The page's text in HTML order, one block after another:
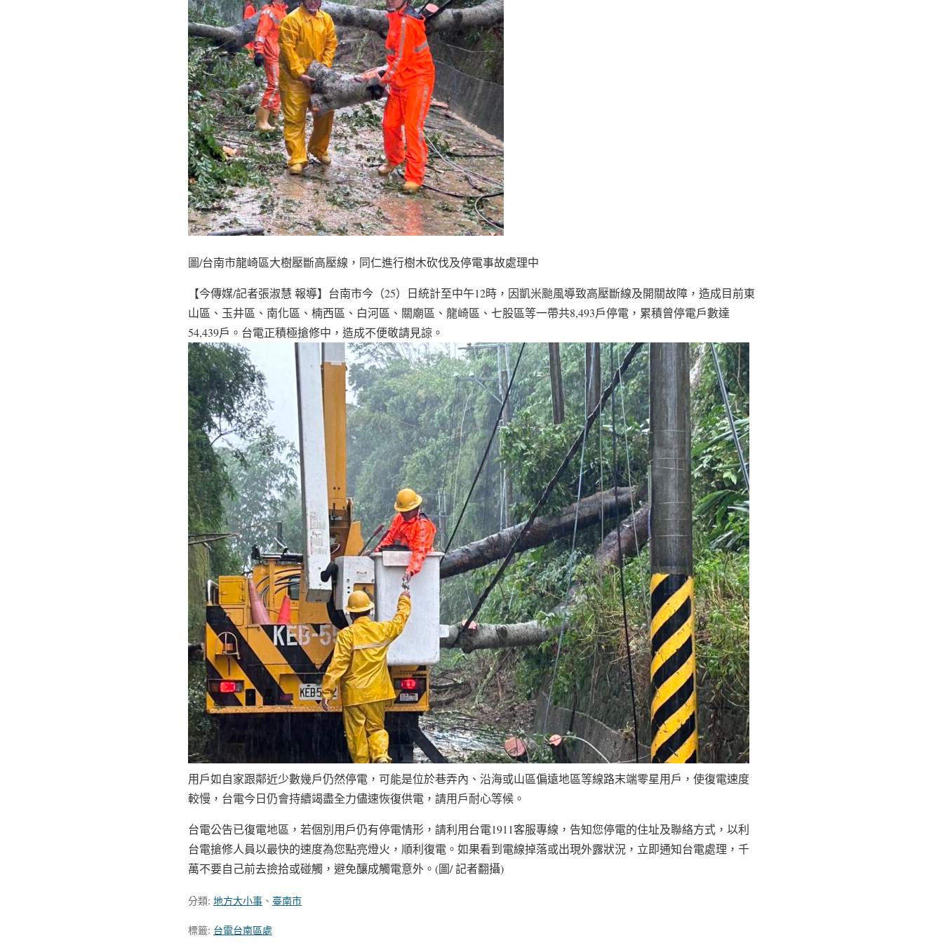
圖/台南市龍崎區大樹壓斷高壓線，同仁進行樹木砍伐及停電事故處理中
【今傳媒/記者張淑慧 報導】台南市今（25）日統計至中午12時，因凱米颱風導致高壓斷線及開關故障，造成目前東
山區、玉井區、南化區、楠西區、白河區、關廟區、龍崎區、七股區等一帶共8,493戶停電，累積曾停電戶數達
54,439戶。台電正積極搶修中，造成不便敬請見諒。
用戶如自家跟鄰近少數幾戶仍然停電，可能是位於巷弄內、沿海或山區偏遠地區等線路末端零星用戶，使復電速度
較慢，台電今日仍會持續竭盡全力儘速恢復供電，請用戶耐心等候。
台電公告已復電地區，若個別用戶仍有停電情形，請利用台電1911客服專線，告知您停電的住址及聯絡方式，以利
台電搶修人員以最快的速度為您點亮燈火，順利復電。如果看到電線掉落或出現外露狀況，立即通知台電處理，千
萬不要自己前去撿拾或碰觸，避免釀成觸電意外。(圖/ 記者翻攝)
分類: 地方大小事 、 臺南市
標籤: 台電台南區處